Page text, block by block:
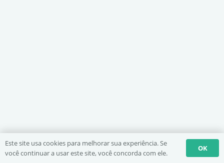
Este site usa cookies para melhorar sua experiência. Se
você continuar a usar este site, você concorda com ele.
OK